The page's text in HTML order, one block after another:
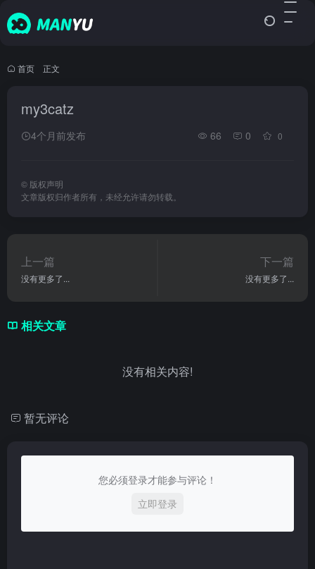
首页 正文
my3catz
4个月前发布 66 0 0
© 版权声明
文章版权归作者所有，未经允许请勿转载。
上一篇
没有更多了...
下一篇
没有更多了...
相关文章
没有相关内容!
暂无评论
您必须登录才能参与评论！
立即登录